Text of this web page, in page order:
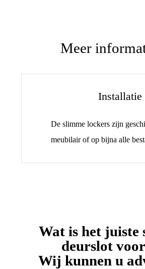
Meer
Installatie
De slimme lockers zijn
meubilair of op bijna alle
Wat is het juiste
deurslot
Wij kunnen u